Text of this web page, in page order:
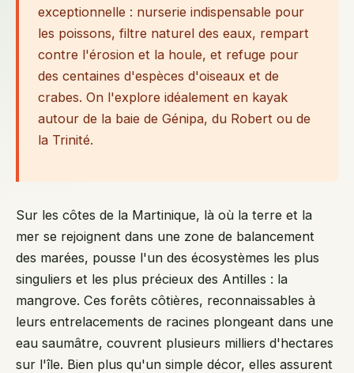
exceptionnelle : nurserie indispensable pour
les poissons, filtre naturel des eaux, rempart
contre l'érosion et la houle, et refuge pour
des centaines d'espèces d'oiseaux et de
crabes. On l'explore idéalement en kayak
autour de la baie de Génipa, du Robert ou de
la Trinité.
Sur les côtes de la Martinique, là où la terre et la
mer se rejoignent dans une zone de balancement
des marées, pousse l'un des écosystèmes les plus
singuliers et les plus précieux des Antilles : la
mangrove. Ces forêts côtières, reconnaissables à
leurs entrelacements de racines plongeant dans une
eau saumâtre, couvrent plusieurs milliers d'hectares
sur l'île. Bien plus qu'un simple décor, elles assurent